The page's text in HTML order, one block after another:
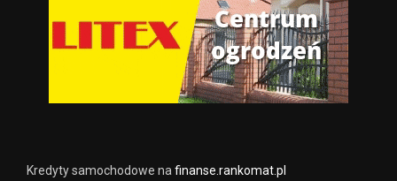
Kredyty samochodowe nafinanse.rankomat.pl